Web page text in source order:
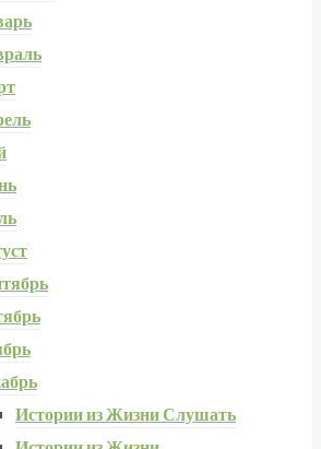
Истории из Жизни Слушать